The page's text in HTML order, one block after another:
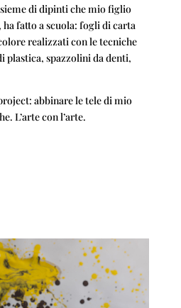
di dipinti che mio figlio
ha fatto a scuola: fogli di carta
realizzati con le tecniche
plastica, spazzolini da denti,
abbinare le tele di mio
L’arte con l’arte.